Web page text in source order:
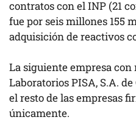
contratos con el INP (21
fue por seis millones 155
adquisición de reactivos
La siguiente empresa con
Laboratorios PISA, S.A.
el resto de las empresas
únicamente.